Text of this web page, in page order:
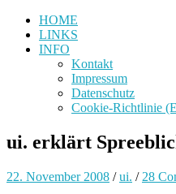
HOME
LINKS
INFO
Kontakt
Impressum
Datenschutz
Cookie-Richtlinie
ui. erklärt
22. November 2008 /ui. / 28